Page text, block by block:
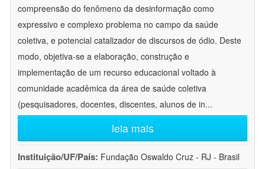
compreensão do fenômeno da desinformação como
expressivo e complexo problema no campo da saúde
coletiva, e potencial catalizador de discursos de ódio. Deste
modo, objetiva-se a elaboração, construção e
implementação de um recurso educacional voltado à
comunidade acadêmica da área de saúde coletiva
(pesquisadores, docentes, discentes, alunos de in...
leia mais
Instituição/UF/País: Fundação Oswaldo Cruz - RJ - Brasil